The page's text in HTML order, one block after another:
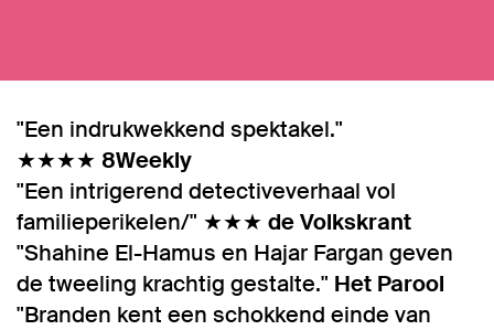
"Een indrukwekkend spektakel."
★★★★ 8Weekly
"Een intrigerend detectiveverhaal vol
familieperikelen/" ★★★ de Volkskrant
"Shahine El-Hamus en Hajar Fargan geven
de tweeling krachtig gestalte." Het Parool
"Branden kent een schokkend einde van